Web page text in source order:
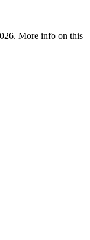
More info on this